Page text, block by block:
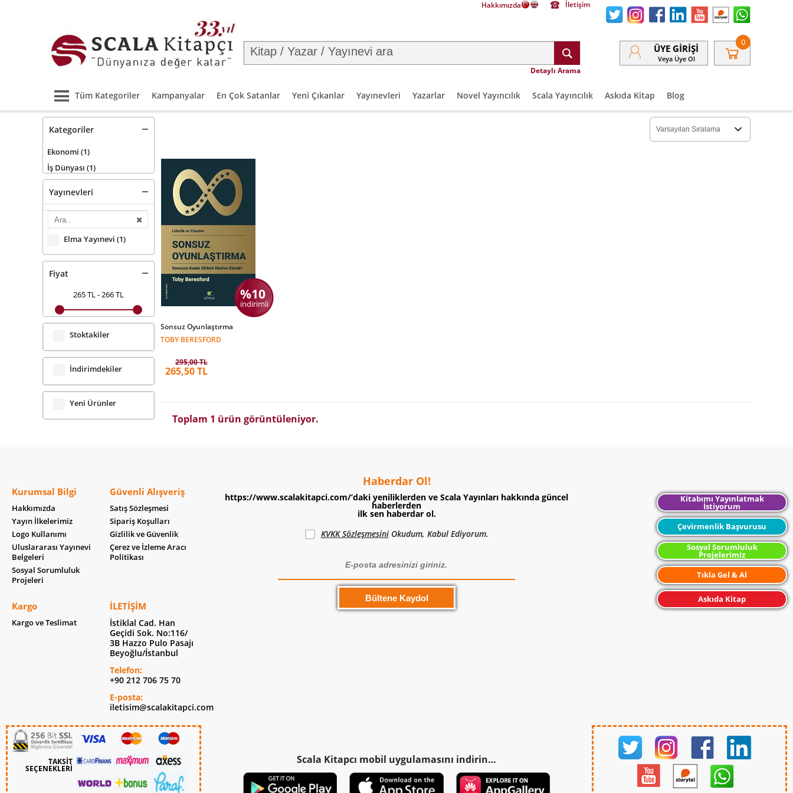
Hakkımızda İletişim
Detaylı Arama
ÜYE GIRIŞI
Veya Üye Ol
0
Tüm Kategoriler Kampanyalar En Çok Satanlar Yeni Çıkanlar Yayınevleri Yazarlar Novel Yayıncılık Scala Yayıncılık Askıda Kitap Blog
Kategoriler
Ekonomi (1)
İş Dünyası (1)
Yayınevleri
Elma Yayınevi (1)
Fiyat
265 TL-266 TL
Stoktakiler
İndirimdekiler
Yeni Ürünler
%10
indirimli
Sonsuz Oyunlaştırma
TOBY BERESFORD
295,00 TL
265,50 TL
Toplam 1 ürün görüntüleniyor.
Kurumsal Bilgi
Hakkımızda
Yayın İlkelerimiz
Logo Kullanımı
Uluslararası Yayınevi
Belgeleri
Sosyal Sorumluluk
Projeleri
Güvenli Alışveriş
Satış Sözleşmesi
Sipariş Koşulları
Gizlilik ve Güvenlik
Çerez ve İzleme Aracı
Politikası
Kargo
Kargo ve Teslimat
İLETIŞIM
İstiklal Cad. Han
Geçidi Sok. No:116/
3B Hazzo Pulo Pasajı
Beyoğlu/İstanbul
Telefon:
+90 212 706 75 70
E-posta:
iletisim@scalakitapci.com
TAKSİT
SEÇENEKLERİ
Haberdar Ol!
https://www.scalakitapci.com/’daki yeniliklerden ve Scala Yayınları hakkında güncel
haberlerden
ilk sen haberdar ol.
KVKK SözleşmesiniOkudum, Kabul Ediyorum.
Scala Kitapcı mobil uygulamasını indirin…
Kitabımı Yayınlatmak
İstiyorum
Çevirmenlik Başvurusu
Sosyal Sorumluluk
Projelerimiz
Tıkla Gel & Al
Askıda Kitap